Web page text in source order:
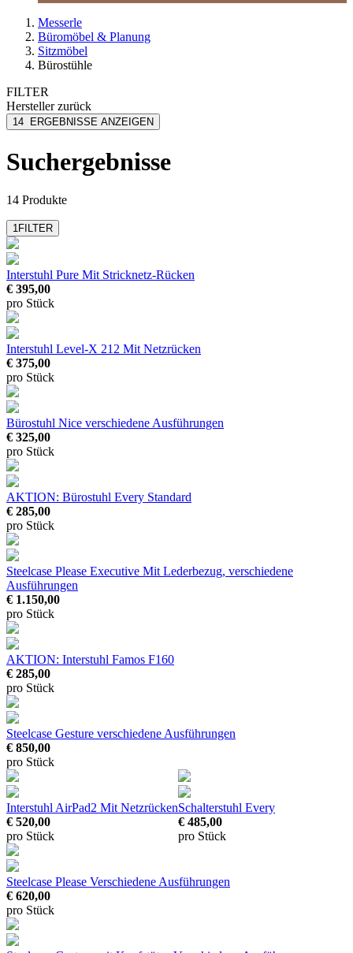
Messerle
Büromöbel & Planung
Sitzmöbel
Bürostühle
FILTER
Herstellerzurück
Interstuhl
Viasit
14 ERGEBNISSE ANZEIGEN
Suchergebnisse
14 Produkte
1FILTER
Interstuhl Pure Mit Stricknetz-Rücken
€ 395,00
pro Stück
Interstuhl Level-X 212 Mit Netzrücken
€ 375,00
pro Stück
Bürostuhl Nice verschiedene Ausführungen
€ 325,00
pro Stück
AKTION: Bürostuhl Every Standard
€ 285,00
pro Stück
Steelcase Please Executive Mit Lederbezug, verschiedene
Ausführungen
€ 1.150,00
pro Stück
AKTION: Interstuhl Famos F160
€ 285,00
pro Stück
Steelcase Gesture verschiedene Ausführungen
€ 850,00
pro Stück
Interstuhl AirPad2 Mit Netzrücken
€ 520,00
pro Stück
Schalterstuhl Every
€ 485,00
pro Stück
Steelcase Please Verschiedene Ausführungen
€ 620,00
pro Stück